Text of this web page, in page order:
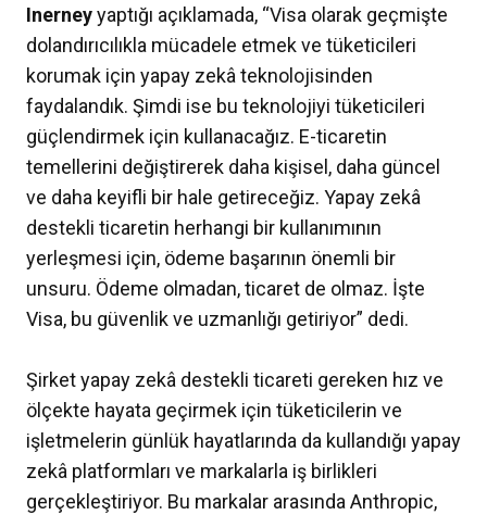
Inerneyyaptığı açıklamada, “Visa olarak geçmişte
dolandırıcılıkla mücadele etmek ve tüketicileri
korumak için yapay zekâ teknolojisinden
faydalandık. Şimdi ise bu teknolojiyi tüketicileri
güçlendirmek için kullanacağız. E-ticaretin
temellerini değiştirerek daha kişisel, daha güncel
ve daha keyifli bir hale getireceğiz. Yapay zekâ
destekli ticaretin herhangi bir kullanımının
yerleşmesi için, ödeme başarının önemli bir
unsuru. Ödeme olmadan, ticaret de olmaz. İşte
Visa, bu güvenlik ve uzmanlığı getiriyor” dedi.
Şirket yapay zekâ destekli ticareti gereken hız ve
ölçekte hayata geçirmek için tüketicilerin ve
işletmelerin günlük hayatlarında da kullandığı yapay
zekâ platformları ve markalarla iş birlikleri
gerçekleştiriyor. Bu markalar arasında Anthropic,